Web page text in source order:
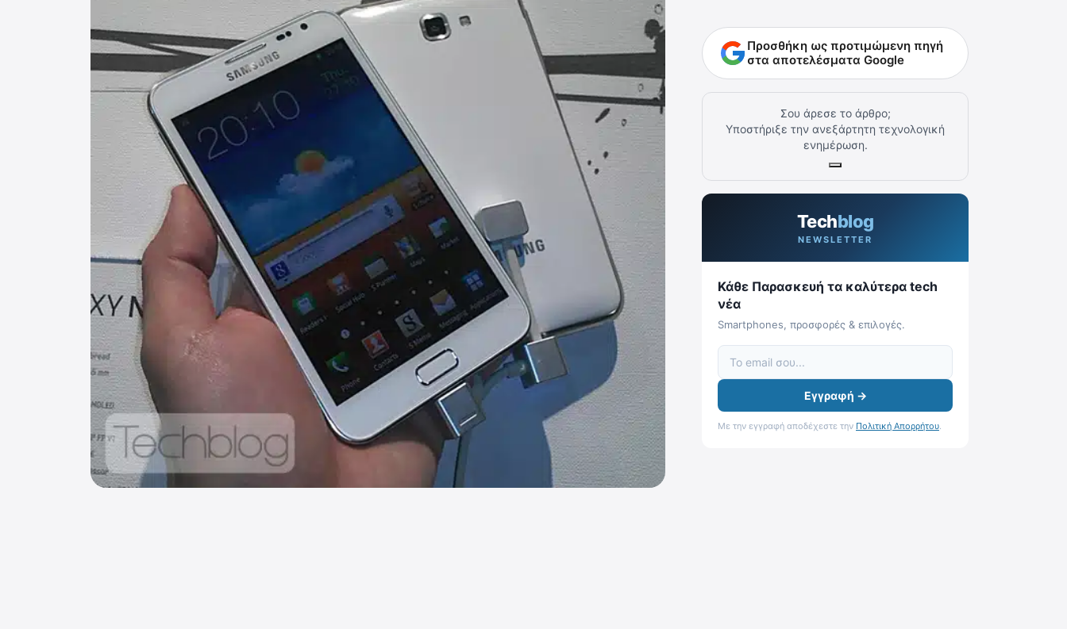
Προσθήκη ως προτιμώμενη πηγή
στα αποτελέσματα Google
Σου άρεσε το άρθρο;
Υποστήριξε την ανεξάρτητη τεχνολογική
ενημέρωση.
Techblog
NEWSLETTER
Κάθε Παρασκευή τα καλύτερα tech
νέα
Smartphones, προσφορές & επιλογές.
Εγγραφή →
Με την εγγραφή αποδέχεστε την Πολιτική Απορρήτου.